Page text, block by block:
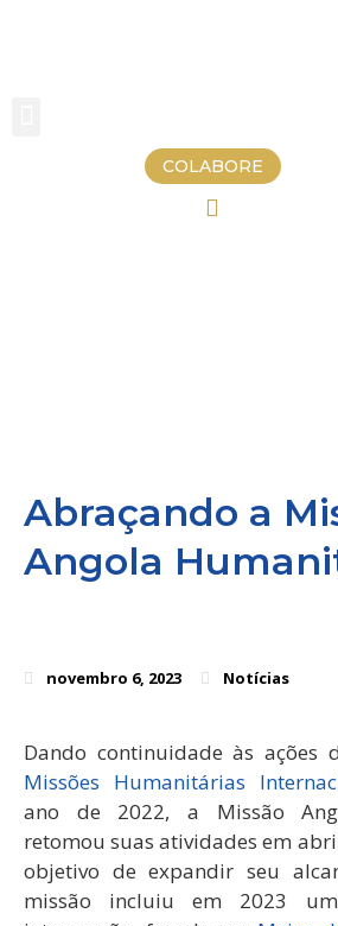
COLABORE
Abraçando a
Angola
novembro 6, 2023 Notícias
Dando continuidade às ações
Missões Humanitárias
ano de 2022, a Missão
retomou suas atividades em
objetivo de expandir seu
missão incluiu em 2023